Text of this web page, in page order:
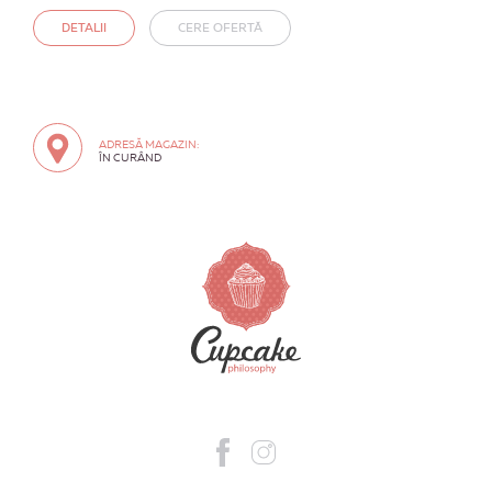
DETALII CERE OFERTĂ
ADRESĂ MAGAZIN:
ÎN CURÂND